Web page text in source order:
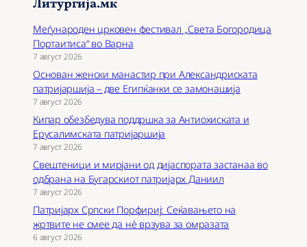
Литургија.мк
Меѓународен црковен фестивал „Света Богородица
Портаитиса“ во Варна
7 август 2026
Основан женски манастир при Александриската
патријаршија – две Египќанки се замонашија
7 август 2026
Кипар обезбедува поддршка за Антиохиската и
Ерусалимската патријаршија
7 август 2026
Свештеници и мирјани од дијаспората застанаа во
одбрана на Бугарскиот патријарх Даниил
7 август 2026
Патријарх Српски Порфириј: Сеќавањето на
жртвите не смее да нѐ врзува за омразата
6 август 2026